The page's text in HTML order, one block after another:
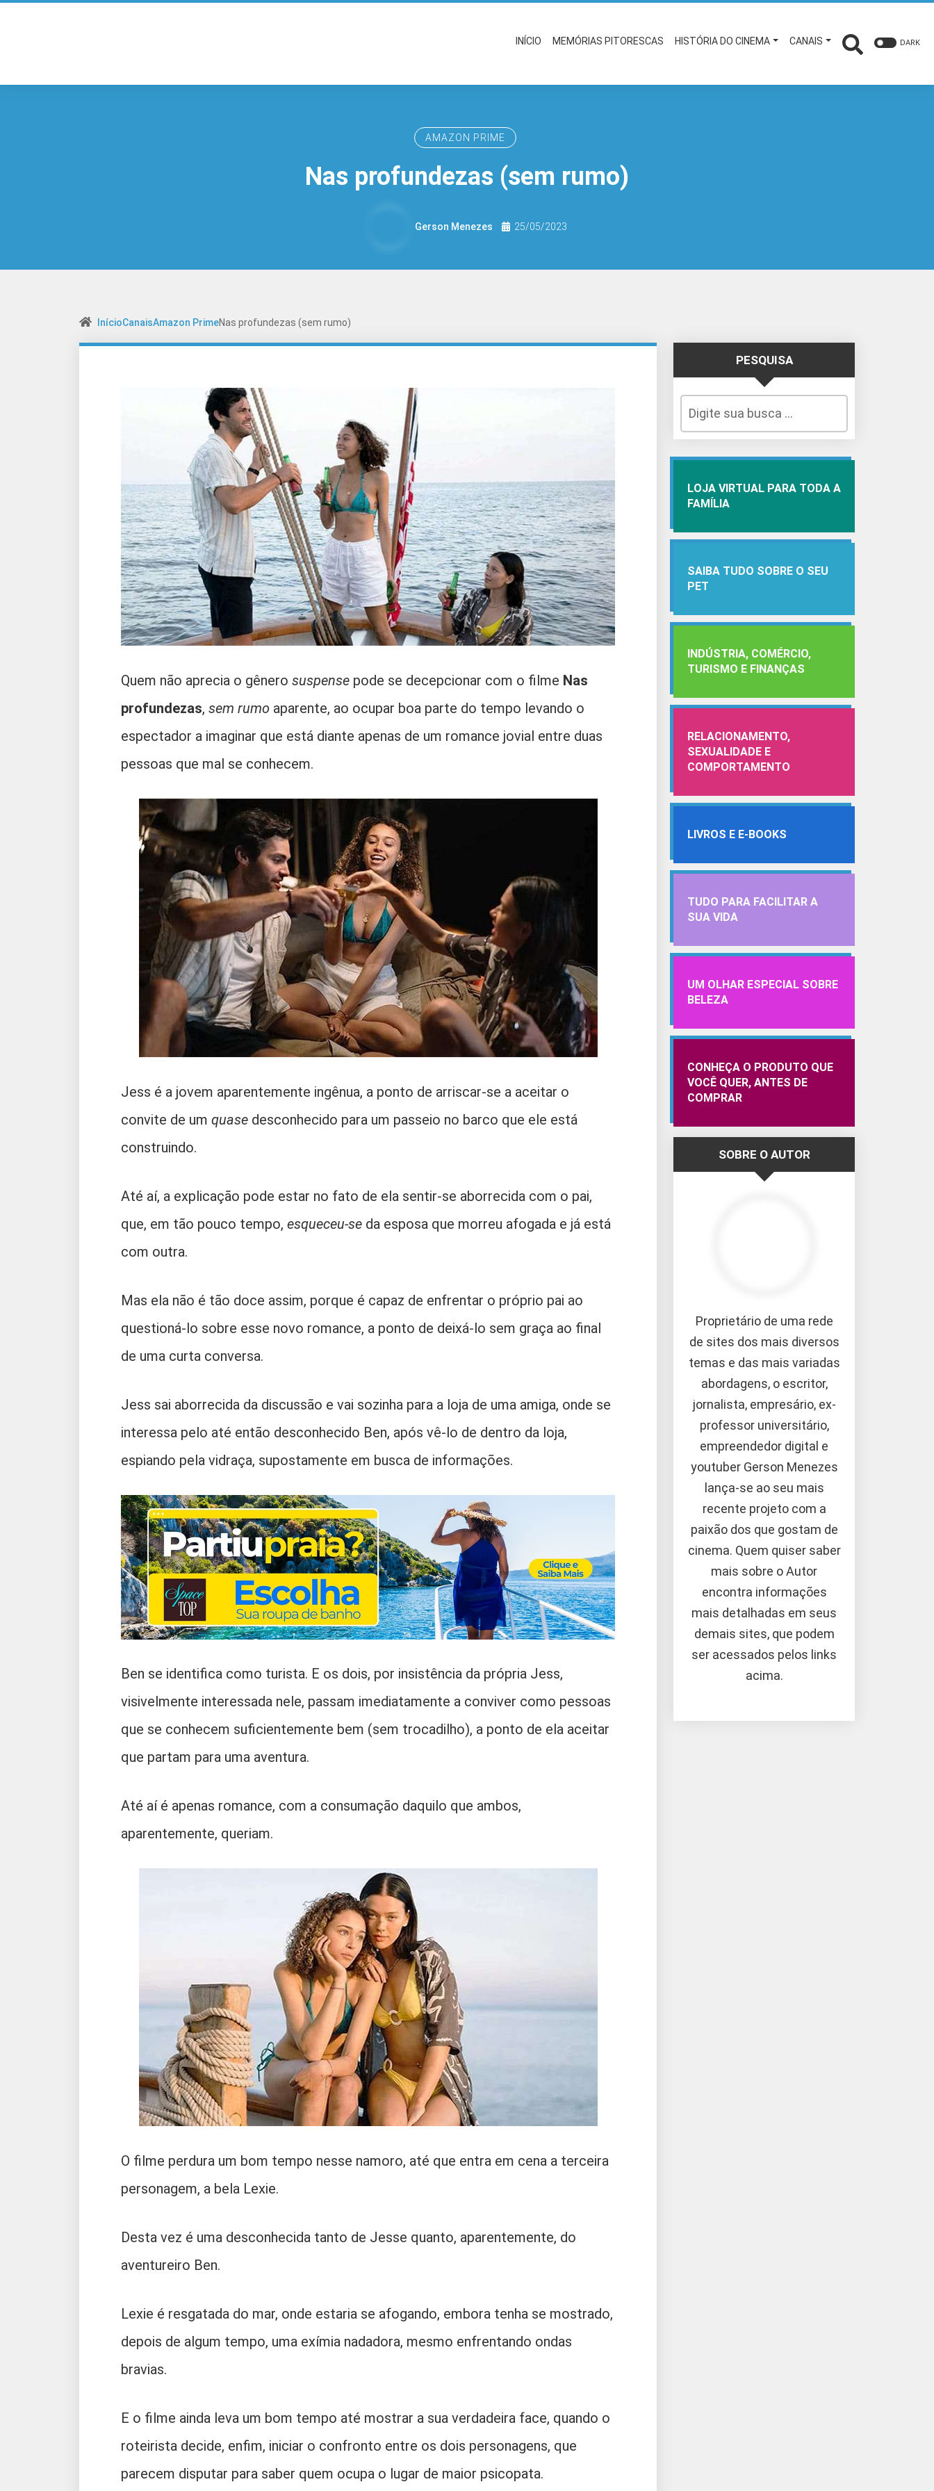
INÍCIO MEMÓRIAS PITORESCAS HISTÓRIA DO CINEMA CANAIS DARK
AMAZON PRIME
Nas profundezas (sem rumo)
Gerson Menezes 25/05/2023
InícioCanaisAmazon PrimeNas profundezas (sem rumo)
Quem não aprecia o gênero suspense pode se decepcionar com o filme Nas
profundezas, sem rumo aparente, ao ocupar boa parte do tempo levando o
espectador a imaginar que está diante apenas de um romance jovial entre duas
pessoas que mal se conhecem.
Jess é a jovem aparentemente ingênua, a ponto de arriscar-se a aceitar o
convite de um quase desconhecido para um passeio no barco que ele está
construindo.
Até aí, a explicação pode estar no fato de ela sentir-se aborrecida com o pai,
que, em tão pouco tempo, esqueceu-se da esposa que morreu afogada e já está
com outra.
Mas ela não é tão doce assim, porque é capaz de enfrentar o próprio pai ao
questioná-lo sobre esse novo romance, a ponto de deixá-lo sem graça ao final
de uma curta conversa.
Jess sai aborrecida da discussão e vai sozinha para a loja de uma amiga, onde se
interessa pelo até então desconhecido Ben, após vê-lo de dentro da loja,
espiando pela vidraça, supostamente em busca de informações.
Ben se identifica como turista. E os dois, por insistência da própria Jess,
visivelmente interessada nele, passam imediatamente a conviver como pessoas
que se conhecem suficientemente bem (sem trocadilho), a ponto de ela aceitar
que partam para uma aventura.
Até aí é apenas romance, com a consumação daquilo que ambos,
aparentemente, queriam.
O filme perdura um bom tempo nesse namoro, até que entra em cena a terceira
personagem, a bela Lexie.
Desta vez é uma desconhecida tanto de Jesse quanto, aparentemente, do
aventureiro Ben.
Lexie é resgatada do mar, onde estaria se afogando, embora tenha se mostrado,
depois de algum tempo, uma exímia nadadora, mesmo enfrentando ondas
bravias.
E o filme ainda leva um bom tempo até mostrar a sua verdadeira face, quando o
roteirista decide, enfim, iniciar o confronto entre os dois personagens, que
parecem disputar para saber quem ocupa o lugar de maior psicopata.
PESQUISA
LOJA VIRTUAL PARA TODA A
FAMÍLIA
SAIBA TUDO SOBRE O SEU
PET
INDÚSTRIA, COMÉRCIO,
TURISMO E FINANÇAS
RELACIONAMENTO,
SEXUALIDADE E
COMPORTAMENTO
LIVROS E E-BOOKS
TUDO PARA FACILITAR A
SUA VIDA
UM OLHAR ESPECIAL SOBRE
BELEZA
CONHEÇA O PRODUTO QUE
VOCÊ QUER, ANTES DE
COMPRAR
SOBRE O AUTOR
Proprietário de uma rede
de sites dos mais diversos
temas e das mais variadas
abordagens, o escritor,
jornalista, empresário, ex-
professor universitário,
empreendedor digital e
youtuber Gerson Menezes
lança-se ao seu mais
recente projeto com a
paixão dos que gostam de
cinema. Quem quiser saber
mais sobre o Autor
encontra informações
mais detalhadas em seus
demais sites, que podem
ser acessados pelos links
acima.